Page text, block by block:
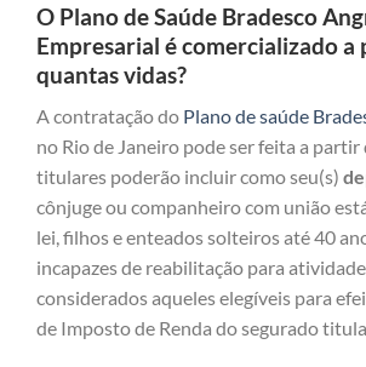
O Plano de Saúde Bradesco
Empresarial é comercializado a
quantas vidas?
A contratação do Plano de saúde
no Rio de Janeiro pode ser feita a partir
titulares poderão incluir como seu(s)
cônjuge ou companheiro com união
lei, filhos e enteados solteiros até 40
incapazes de reabilitação para
considerados aqueles elegíveis para
de Imposto de Renda do segurado